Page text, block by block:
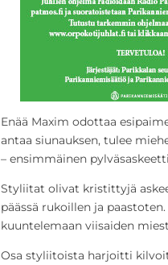
Enää Maxim odottaa
antaa siunauksen, tulee
– ensimmäinen
Styliitat olivat kristittyjä
päässä rukoillen ja
kuuntelemaan viisaiden
Osa styliitoista harjoitti